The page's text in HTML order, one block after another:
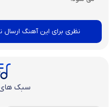
نظری برای این آهنگ ارسال
سبک